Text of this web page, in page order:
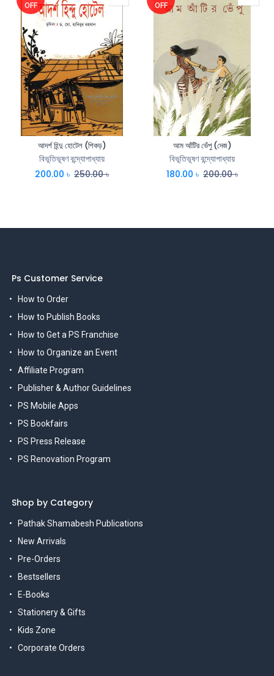
OFF
আদর্শ হিন্দু হোটেল (শিকড়)
বিভূতিভূষণ বন্দ্যোপাধ্যায়
200.00 ৳ 250.00৳
OFF
আম আঁটির ভেঁপু (দেজ)
বিভূতিভূষণ বন্দ্যোপাধ্যায়
180.00 ৳ 200.00৳
Ps Customer Service
How to Order
How to Publish Books
How to Get a PS Franchise
How to Organize an Event
Affiliate Program
Publisher & Author Guidelines
PS Mobile Apps
PS Bookfairs
PS Press Release
PS Renovation Program
Shop by Category
Pathak Shamabesh Publications
New Arrivals
Pre-Orders
Bestsellers
E-Books
Stationery & Gifts
Kids Zone
Corporate Orders